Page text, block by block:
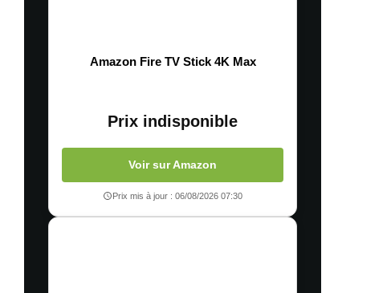
Amazon Fire TV Stick 4K Max
Prix indisponible
Voir sur Amazon
Prix mis à jour : 06/08/2026 07:30